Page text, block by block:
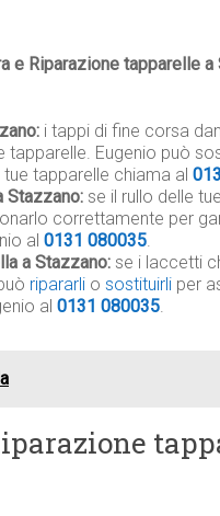
e Riparazione tapparelle a
i tappi di fine corsa
Eugenio può
tapparelle chiama al
Stazzano: se il rullo delle
correttamente per
al 0131 080035.
a Stazzano: se i laccetti
ripararli o sostituirli per
al 0131 080035.